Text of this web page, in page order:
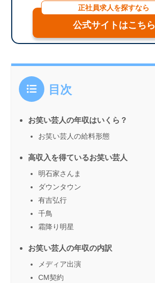
正社員求人を探すなら
公式サイトはこちら
目次
お笑い芸人の年収はいくら？
お笑い芸人の給料形態
高収入を得ているお笑い芸人
明石家さんま
ダウンタウン
有吉弘行
千鳥
霜降り明星
お笑い芸人の年収の内訳
メディア出演
CM契約